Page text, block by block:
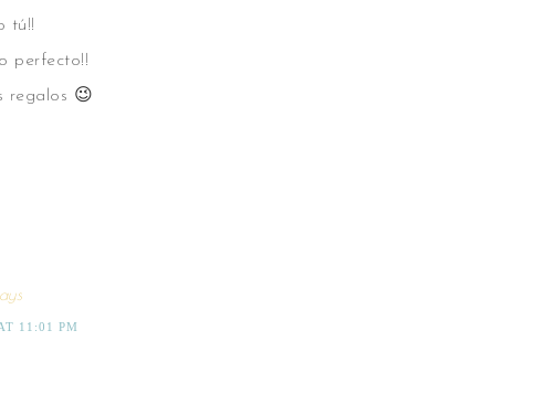
tú!!
perfecto!!
regalos 😉
11:01 PM